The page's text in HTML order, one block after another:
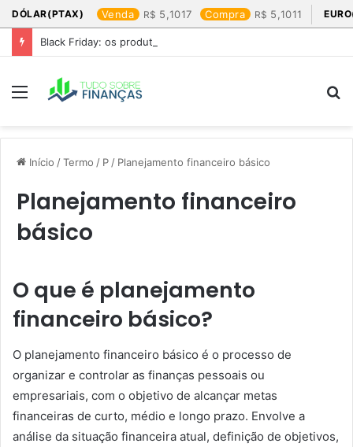
DÓLAR(PTAX) Venda 5,1017 Compra 5,1011
Black Friday: os produtos que mais valem a pena
Menu
Início /Termo / P / Planejamento financeiro básico
Planejamento financeiro
básico
O que é planejamento
financeiro básico?
O planejamento financeiro básico é o processo de
organizar e controlar as finanças pessoais ou
empresariais, com o objetivo de alcançar metas
financeiras de curto, médio e longo prazo. Envolve a
análise da situação financeira atual, definição de objetivos,